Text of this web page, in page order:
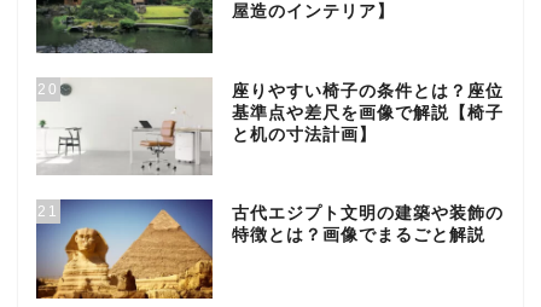
屋造のインテリア】
20
座りやすい椅子の条件とは？座位
基準点や差尺を画像で解説【椅子
と机の寸法計画】
21
古代エジプト文明の建築や装飾の
特徴とは？画像でまるごと解説